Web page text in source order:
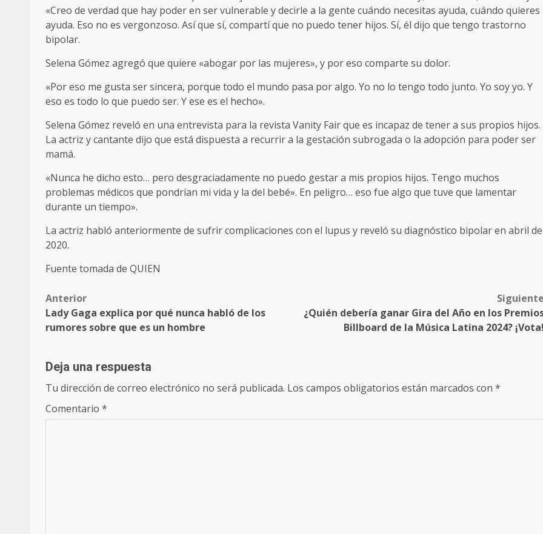
«Creo de verdad que hay poder en ser vulnerable y decirle a la gente cuándo necesitas ayuda, cuándo quieres
ayuda. Eso no es vergonzoso. Así que sí, compartí que no puedo tener hijos. Sí, él dijo que tengo trastorno
bipolar.
Selena Gómez agregó que quiere «abogar por las mujeres», y por eso comparte su dolor.
«Por eso me gusta ser sincera, porque todo el mundo pasa por algo. Yo no lo tengo todo junto. Yo soy yo. Y
eso es todo lo que puedo ser. Y ese es el hecho».
Selena Gómez reveló en una entrevista para la revista Vanity Fair que es incapaz de tener a sus propios hijos.
La actriz y cantante dijo que está dispuesta a recurrir a la gestación subrogada o la adopción para poder ser
mamá.
«Nunca he dicho esto… pero desgraciadamente no puedo gestar a mis propios hijos. Tengo muchos
problemas médicos que pondrían mi vida y la del bebé». En peligro… eso fue algo que tuve que lamentar
durante un tiempo».
La actriz habló anteriormente de sufrir complicaciones con el lupus y reveló su diagnóstico bipolar en abril de
2020.
Fuente tomada de QUIEN
Post
navigation
Anterior
Lady Gaga explica por qué nunca habló de los
rumores sobre que es un hombre
Siguiente
¿Quién debería ganar Gira del Año en los
Billboard de la Música Latina 2024? ¡Vota!
Deja una respuesta
Tu dirección de correo electrónico no será publicada. Los campos obligatorios están marcados con *
Comentario *